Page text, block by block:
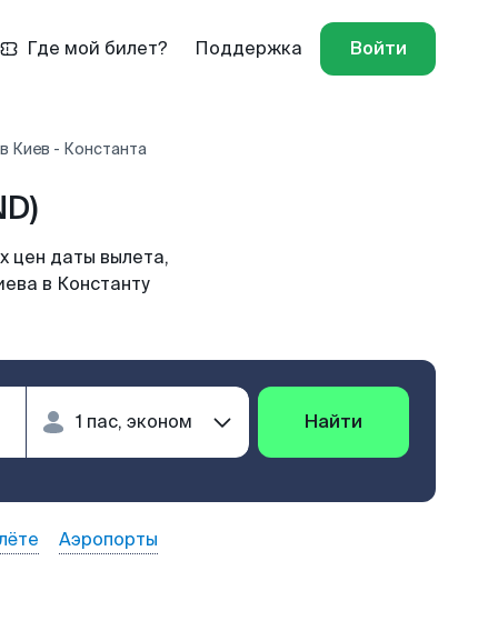
Где мой билет? Поддержка Войти
Киев - Константа
цен даты вылета,
в Константу
Найти
Аэропорты